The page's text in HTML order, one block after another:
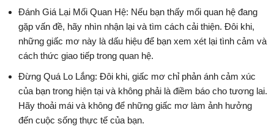
Đánh Giá Lại Mối Quan Hệ: Nếu bạn thấy mối quan hệ đang
gặp vấn đề, hãy nhìn nhận lại và tìm cách cải thiện. Đôi khi,
những giấc mơ này là dấu hiệu để bạn xem xét lại tình cảm và
cách thức giao tiếp trong quan hệ.
Đừng Quá Lo Lắng: Đôi khi, giấc mơ chỉ phản ánh cảm xúc
của bạn trong hiện tại và không phải là điềm báo cho tương lai.
Hãy thoải mái và không để những giấc mơ làm ảnh hưởng
đến cuộc sống thực tế của bạn.